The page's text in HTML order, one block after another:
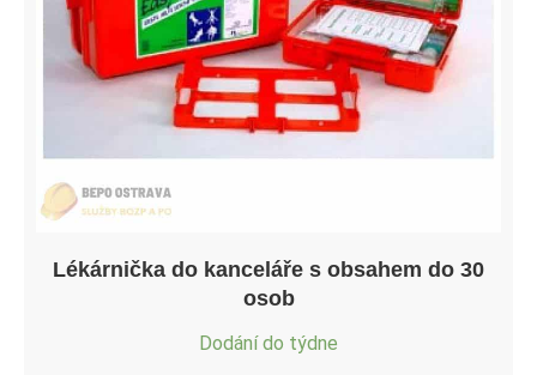
Lékárnička do kanceláře s obsahem do 30
osob
Dodání do týdne